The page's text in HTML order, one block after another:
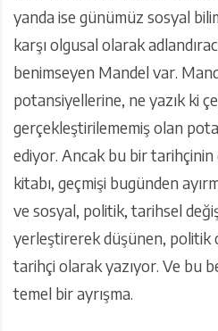
yanda ise günümüz sosyal
karşı olgusal olarak
benimseyen Mandel var.
potansiyellerine, ne yazık ki
gerçekleştirilememiş olan
ediyor. Ancak bu bir
kitabı, geçmişi bugünden
ve sosyal, politik, tarihsel
yerleştirerek düşünen, politik
tarihçi olarak yazıyor. Ve bu
temel bir ayrışma.